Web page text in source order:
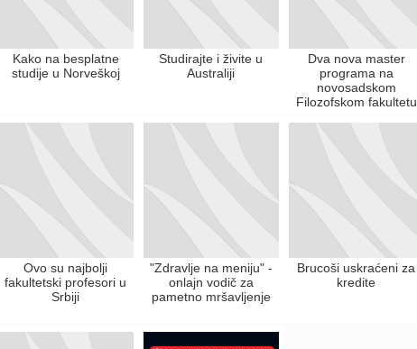
Kako na besplatne
studije u Norveškoj
Studirajte i živite u
Australiji
Dva nova master
programa na
novosadskom
Filozofskom fakultetu
Ovo su najbolji
fakultetski profesori u
Srbiji
"Zdravlje na meniju" -
onlajn vodič za
pametno mršavljenje
Brucoši uskraćeni za
kredite